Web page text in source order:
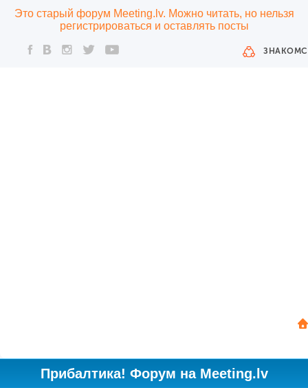
Это старый форум Meeting.lv. Можно читать, но нельзя
регистрироваться и оставлять посты
Прибалтика! Форум на Meeting.lv